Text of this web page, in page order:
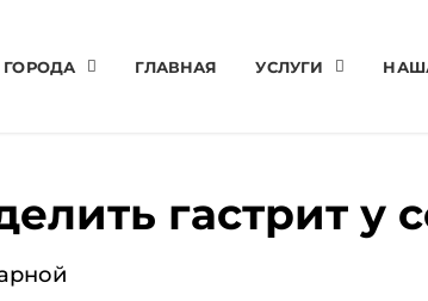
ГЛАВНАЯ УСЛУГИ
гастрит у